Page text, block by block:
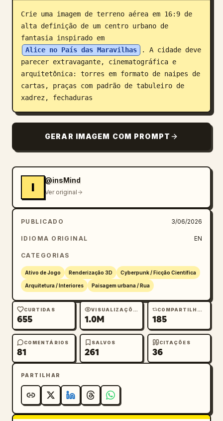
Crie uma imagem de terreno aérea em 16:9 de
alta definição de um centro urbano de
fantasia inspirado em
Alice no País das Maravilhas
. A cidade deve
parecer extravagante, cinematográfica e
arquitetônica: torres em formato de naipes de
cartas, praças com padrão de tabuleiro de
xadrez, fechaduras
GERAR IMAGEM COM PROMPT
I
@insMind
Ver original
PUBLICADO 3/06/2026
IDIOMA ORIGINAL EN
CATEGORIAS
Ativo de Jogo Renderização 3D Cyberpunk / Ficção Científica
Arquitetura / Interiores Paisagem urbana / Rua
CURTIDAS
655
VISUALIZAÇÕES
1.0M
COMPARTILHAMENTOS
185
COMENTÁRIOS
81
SALVOS
261
CITAÇÕES
36
PARTILHAR